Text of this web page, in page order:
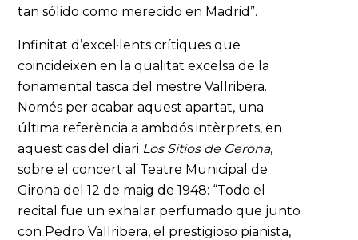
tan sólido como merecido en Madrid”.
Infinitat d’excel·lents crítiques que
coincideixen en la qualitat excelsa de la
fonamental tasca del mestre Vallribera.
Només per acabar aquest apartat, una
última referència a ambdós intèrprets, en
aquest cas del diari Los Sitios de Gerona,
sobre el concert al Teatre Municipal de
Girona del 12 de maig de 1948: “Todo el
recital fue un exhalar perfumado que junto
con Pedro Vallribera, el prestigioso pianista,